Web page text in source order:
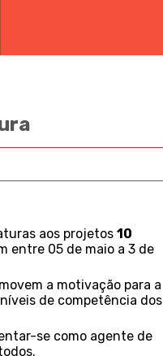
aos projetos 10
entre 05 de maio a 3 de
a motivação para a
de competência dos
se como agente de